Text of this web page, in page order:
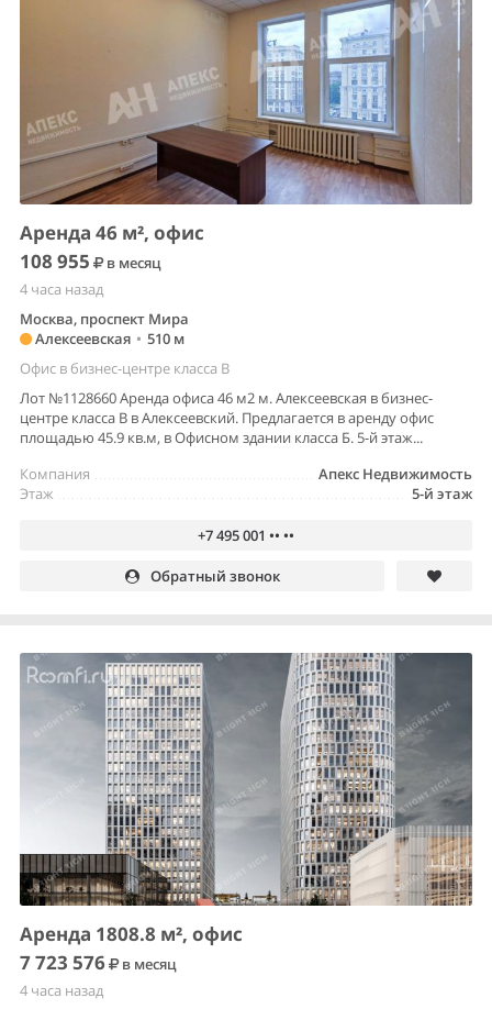
Аренда 46 м², офис
108 955
в месяц
4 часа назад
Москва, проспект Мира
Алексеевская • 510 м
Офис в бизнес-центре класса B
Лот №1128660 Аренда офиса 46 м2 м. Алексеевская в бизнес-
центре класса В в Алексеевский. Предлагается в аренду офис
площадью 45.9 кв.м, в Офисном здании класса Б. 5-й этаж...
Апекс Недвижимость
Компания
5-й этаж
Этаж
+7 495 001 •• ••
Обратный звонок
Аренда 1808.8 м², офис
7 723 576
в месяц
4 часа назад